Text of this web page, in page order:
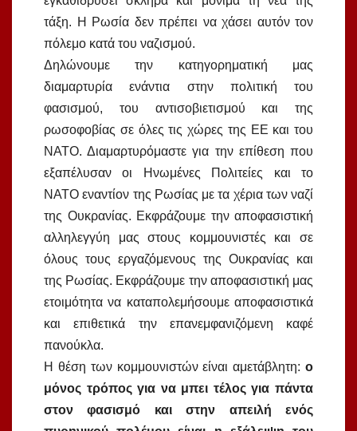
τάξη. Η Ρωσία δεν πρέπει να χάσει αυτόν τον
πόλεμο κατά του ναζισμού.
Δηλώνουμε την κατηγορηματική μας
διαμαρτυρία ενάντια στην πολιτική του
φασισμού, του αντισοβιετισμού και της
ρωσοφοβίας σε όλες τις χώρες της ΕΕ και του
ΝΑΤΟ. Διαμαρτυρόμαστε για την επίθεση που
εξαπέλυσαν οι Ηνωμένες Πολιτείες και το
ΝΑΤΟ εναντίον της Ρωσίας με τα χέρια των ναζί
της Ουκρανίας. Εκφράζουμε την αποφασιστική
αλληλεγγύη μας στους κομμουνιστές και σε
όλους τους εργαζόμενους της Ουκρανίας και
της Ρωσίας. Εκφράζουμε την αποφασιστική μας
ετοιμότητα να καταπολεμήσουμε αποφασιστικά
και επιθετικά την επανεμφανιζόμενη καφέ
πανούκλα.
Η θέση των κομμουνιστών είναι αμετάβλητη: ο
μόνος τρόπος για να μπει τέλος για πάντα
στον φασισμό και στην απειλή ενός